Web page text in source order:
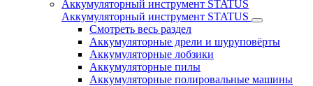
Аккумуляторный инструмент STATUS
Аккумуляторный инструмент STATUS
Смотреть весь раздел
Аккумуляторные дрели и шуруповёрты
Аккумуляторные лобзики
Аккумуляторные пилы
Аккумуляторные полировальные машины